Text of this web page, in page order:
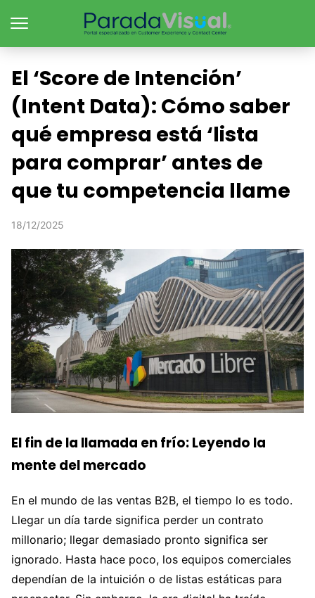
El ‘Score de Intención’
(Intent Data): Cómo saber
qué empresa está ‘lista
para comprar’ antes de
que tu competencia llame
18/12/2025
El fin de la llamada en frío: Leyendo la
mente del mercado
En el mundo de las ventas B2B, el tiempo lo es todo.
Llegar un día tarde significa perder un contrato
millonario; llegar demasiado pronto significa ser
ignorado. Hasta hace poco, los equipos comerciales
dependían de la intuición o de listas estáticas para